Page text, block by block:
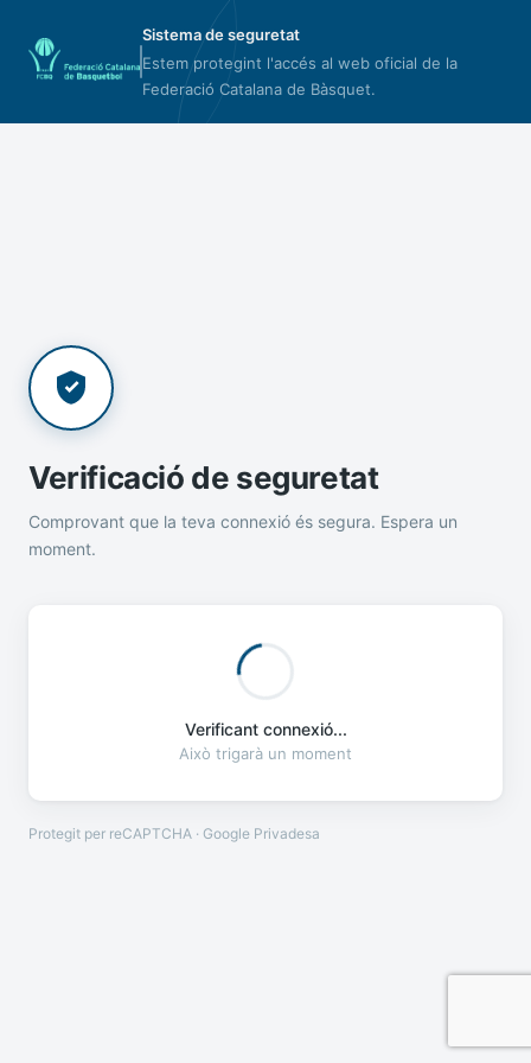
Sistema de seguretat
Estem protegint l'accés al web oficial de la
Federació Catalana de Bàsquet.
Verificació de seguretat
Comprovant que la teva connexió és segura. Espera un
moment.
Verificant connexió...
Això trigarà un moment
Protegit per reCAPTCHA · Google Privadesa